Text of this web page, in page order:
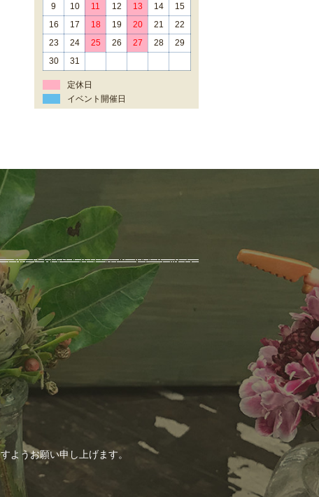
9
10 11 12 13 14
15
16
17 18 19 20 21
22
23
24 25 26 27 28
29
30
31
定休日
イベント開催日
ようお願い申し上げます。